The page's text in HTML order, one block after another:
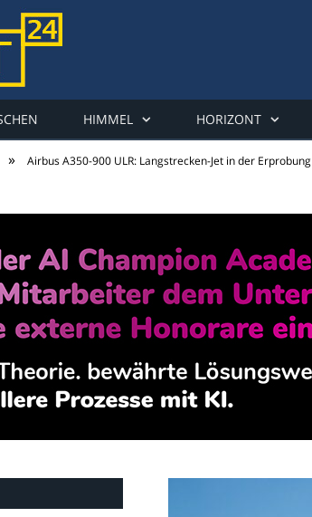
HIMMEL HORIZONT
» Airbus A350-900 ULR: Langstrecken-Jet in der Erprobung